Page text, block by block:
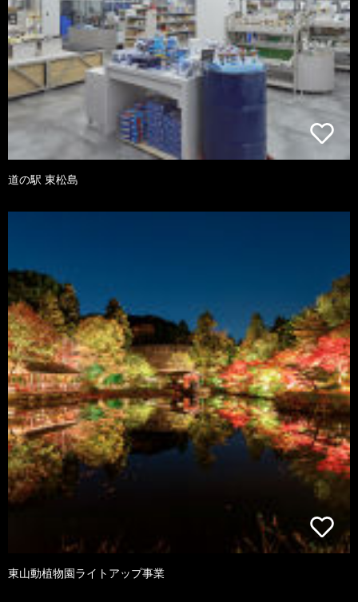
道の駅 東松島
東山動植物園ライトアップ事業